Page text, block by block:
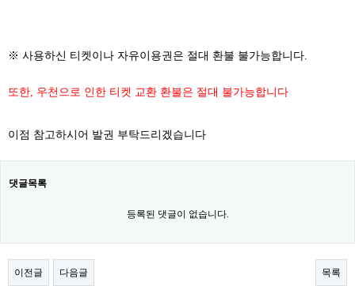
※ 사용하신 티켓이나 자유이용권은 절대 환불 불가능합니다.
또한, 우천으로 인한 티켓 교환 환불은 절대 불가능합니다
이점 참고하시어 발권 부탁드리겠습니다
댓글목록
등록된 댓글이 없습니다.
이전글 다음글 목록